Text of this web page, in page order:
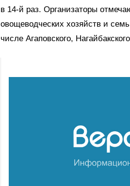
в 14-й раз. Организаторы
овощеводческих хозяйств и
числе Агаповского,